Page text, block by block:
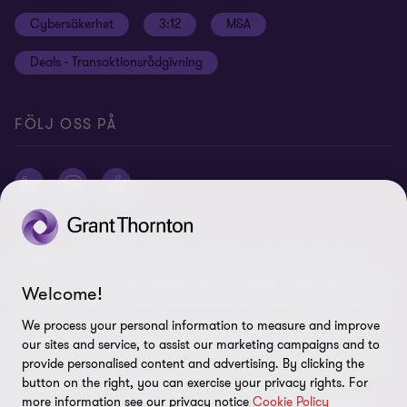
Press
Grant Thornton International Ltd
Cybersäkerhet 3:12 M&A
Deals - Transaktionsrådgivning
FÖLJ OSS PÅ
Grant Thornton avses antingen det varumärke under vilket Grant
Thorntons medlemsföretag tillhandahåller tjänster inom revision,
ekonomi, skatt och rådgivning till sina kunder, eller ett eller flera
medlemsföretag, beroende på sammanhanget. Grant Thornton
Sweden AB är ett medlemsföretag i Grant Thornton International
Ltd (GTIL). GTIL och medlemsföretagen utgör inget globalt
partnerskap. GTIL och varje medlemsföretag utgör en separat
Welcome!
We process your personal information to measure and improve
our sites and service, to assist our marketing campaigns and to
provide personalised content and advertising. By clicking the
button on the right, you can exercise your privacy rights. For
more information see our privacy notice Cookie Policy